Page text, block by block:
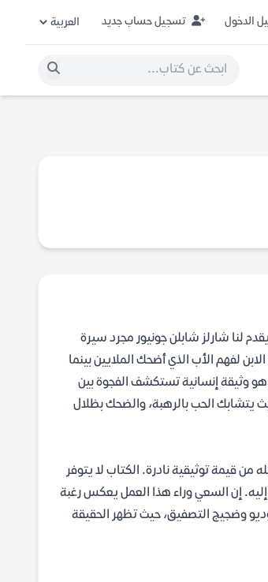
الدخول تسجيل حساب جديد
لنا شارلز شابلن جونيور مجرد سيرة
لفهم الأب الذي أضحك الملايين بينما
وثيقة إنسانية تستكشف الفجوة بين
يتشابك الحب بالرهبة، والضحك بظلال
من قيمة توثيقية نادرة. الكتاب لا يتوفر
إن السعي وراء هذا العمل يعكس رغبة
وضجيج التصفيق، حيث تظهر الحقيقة